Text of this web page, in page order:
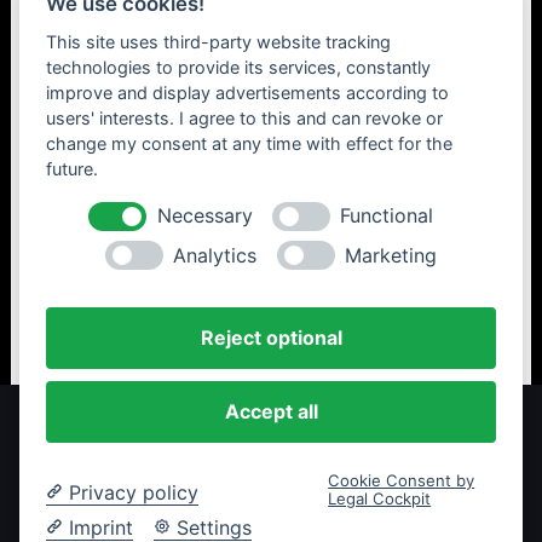
Website
Name, E-Mail-Adresse und Website in diesem
Marketing
| Hostet by WebSuite.io
Impressum
This site uses third-party website tracking
technologies to provide its services, constantly
improve and display advertisements according to
users' interests. I agree to this and can revoke or
change my consent at any time with effect for the
future.
Necessary
Functional
Analytics
Marketing
Reject optional
Accept all
Privacy policy
Imprint
Settings
Cookie Consent by
Legal Cockpit